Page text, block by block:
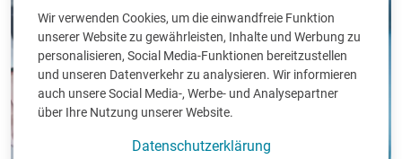
Wir verwenden Cookies, um die einwandfreie Funktion
unserer Website zu gewährleisten, Inhalte und Werbung zu
personalisieren, Social Media-Funktionen bereitzustellen
und unseren Datenverkehr zu analysieren. Wir informieren
auch unsere Social Media-, Werbe- und Analysepartner
über Ihre Nutzung unserer Website.
Datenschutzerklärung